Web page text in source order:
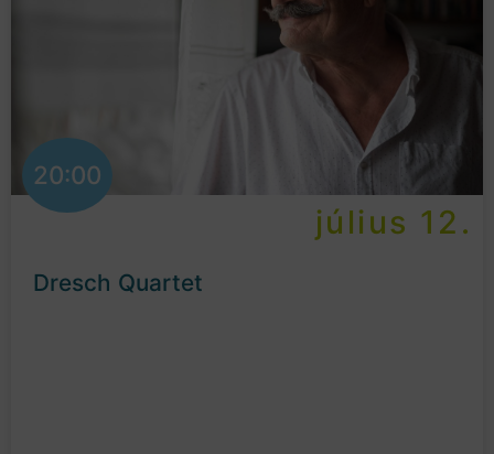
20:00
július 12.
Dresch Quartet